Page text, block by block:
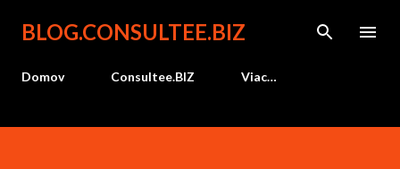
Preskočiť na hlavný obsah
BLOG.CONSULTEE.BIZ
Domov Consultee.BIZ Viac…